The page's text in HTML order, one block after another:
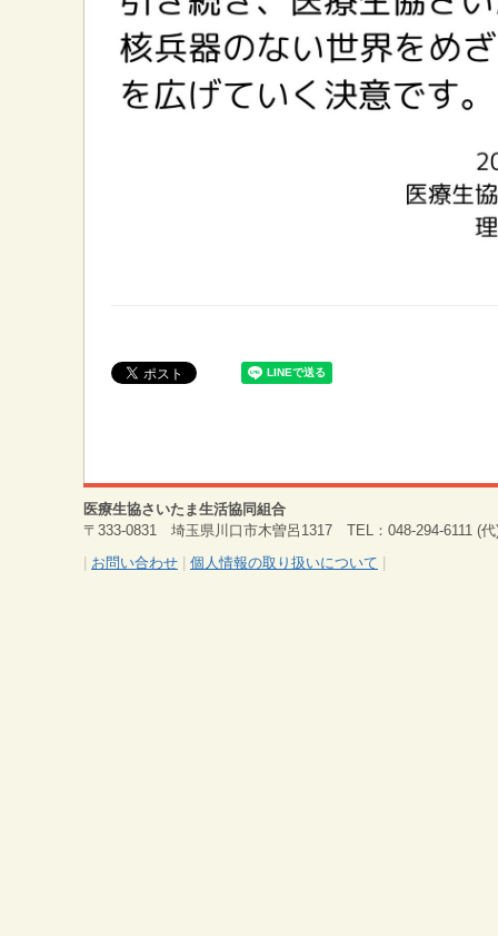
医療生協さいたま生活協同組合
〒333-0831 埼玉県川口市木曽呂1317 TEL：048-294-6111 (
お問い合わせ 個人情報の取り扱いについて